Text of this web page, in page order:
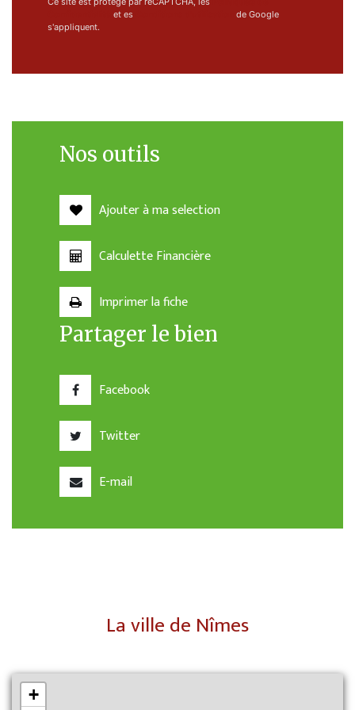
et es
de Google
s'appliquent.
Nos outils
Ajouter à ma selection
Calculette Financière
Imprimer la fiche
Partager le bien
Facebook
Twitter
E-mail
La ville de Nîmes
+